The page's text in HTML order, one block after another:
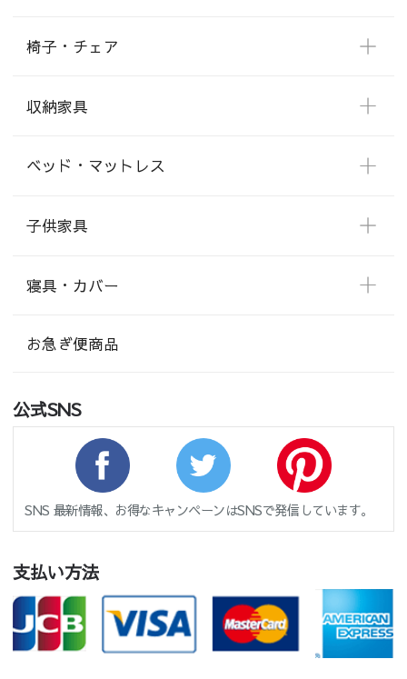
椅子・チェア
収納家具
ベッド・マットレス
子供家具
寝具・カバー
お急ぎ便商品
公式SNS
SNS 最新情報、お得なキャンペーンはSNSで発信しています。
支払い方法